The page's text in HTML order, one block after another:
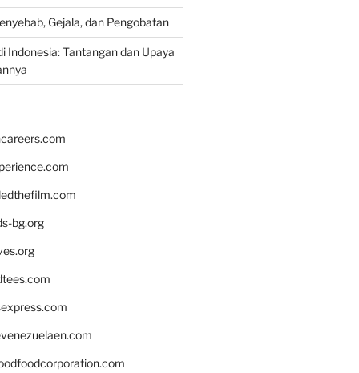
Gejala, dan Pengobatan
Indonesia: Tantangan dan Upaya
bg.org